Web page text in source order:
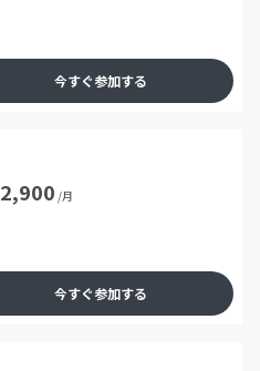
今すぐ参加する
2,900 /月
今すぐ参加する